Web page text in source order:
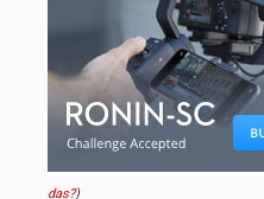
das?)